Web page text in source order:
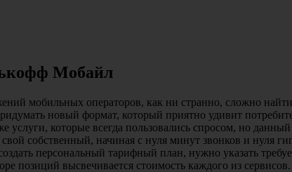
Мобайл
мобильных операторов, как ни странно, сложно
новый формат, который приятно удивит
услуги, которые всегда пользовались спросом, но
собственный, начиная с нуля минут звонков и нуля
персональный тарифный план, нужно указать
позиций высвечивается стоимость каждого из сервисов.